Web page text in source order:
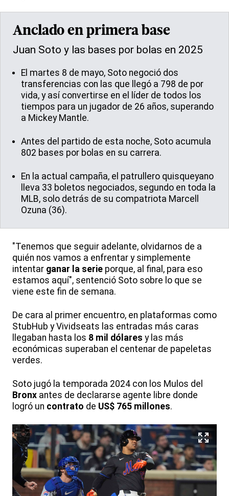
Anclado en primera base
Juan Soto y las bases por bolas en 2025
El martes 8 de mayo, Soto negoció dos
transferencias con las que llegó a 798 de por
vida, y así convertirse en el líder de todos los
tiempos para un jugador de 26 años, superando
a Mickey Mantle.
Antes del partido de esta noche, Soto acumula
802 bases por bolas en su carrera.
En la actual campaña, el patrullero quisqueyano
lleva 33 boletos negociados, segundo en toda la
MLB, solo detrás de su compatriota Marcell
Ozuna (36).
"Tenemos que seguir adelante, olvidarnos de a
quién nos vamos a enfrentar y simplemente
intentar ganar la serie porque, al final, para eso
estamos aquí", sentenció Soto sobre lo que se
viene este fin de semana.
De cara al primer encuentro, en plataformas como
StubHub y Vividseats las entradas más caras
llegaban hasta los 8 mil dólares y las más
económicas superaban el centenar de papeletas
verdes.
Soto jugó la temporada 2024 con los Mulos del
Bronx antes de declararse agente libre donde
logró un contrato de US$ 765 millones.